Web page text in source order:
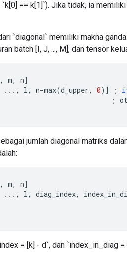
== k[1]`). Jika tidak, ia
`diagonal` memiliki makna
batch [I, J, ..., M], dan tensor
, m, n]
..., l, n-max(d_upper, 0) ] ;
;
jumlah diagonal matriks
, m, n]
..., l, diag_index,
= [k] - d`, dan `index_in_diag